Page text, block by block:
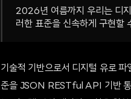
2026년 여름까지 우리는 디지
러한 표준을 신속하게 구현할
기술적 기반으로서 디지털 유로
준을 JSON RESTful API 기반 통